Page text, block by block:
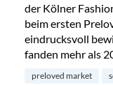
der Kölner
beim ersten
eindrucksvoll
fanden mehr als
preloved market